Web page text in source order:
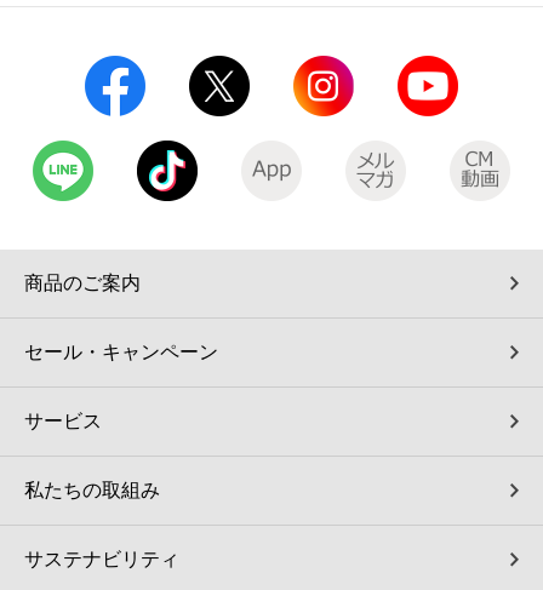
商品のご案内
セール・キャンペーン
サービス
私たちの取組み
サステナビリティ